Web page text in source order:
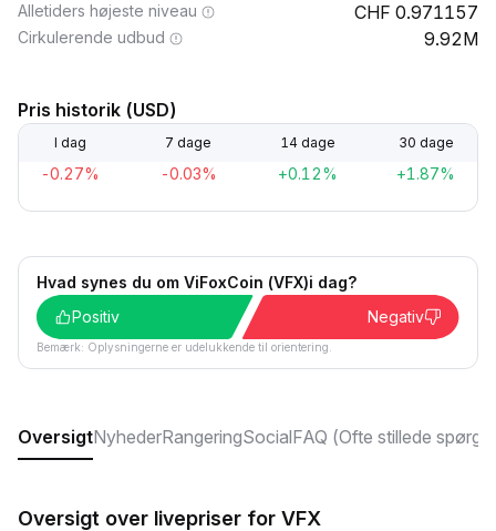
Alletiders højeste niveau 0.971157
Cirkulerende udbud 9.92M
Pris historik (USD)
I dag 7 dage 14 dage 30 dage
-0.27% -0.03% +0.12% +1.87%
Hvad synes du om ViFoxCoin (VFX)i dag?
Positiv
Negativ
Bemærk: Oplysningerne er udelukkende til orientering.
OversigtNyhederRangeringSocialFAQ (Ofte stillede
Oversigt over livepriser for VFX